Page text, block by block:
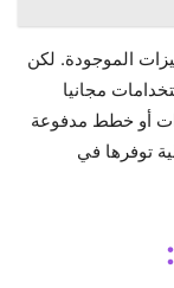
الموجودة. لكن
مجانيا
أو خطط مدفوعة
توفرها في